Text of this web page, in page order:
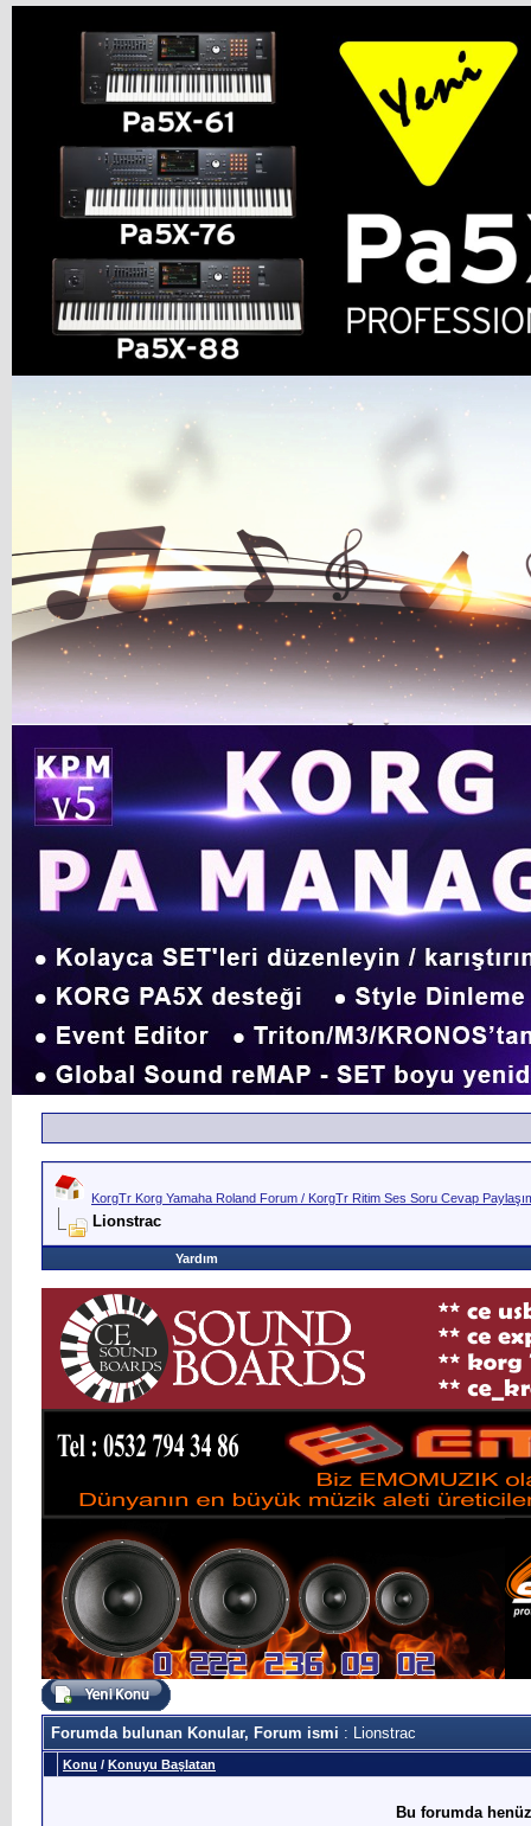
KorgTr Korg Yamaha Roland Forum / KorgTr Ritim Ses Soru Cevap
Lionstrac
Yardım
Forumda bulunan Konular, Forum ismi : Lionstrac
Konu / Konuyu Başlatan
Bu forumda